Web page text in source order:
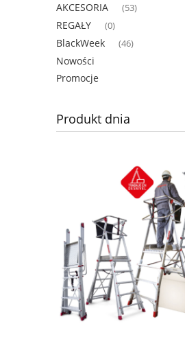
AKCESORIA (53)
REGAŁY (0)
BlackWeek (46)
Nowości
Promocje
Produkt dnia